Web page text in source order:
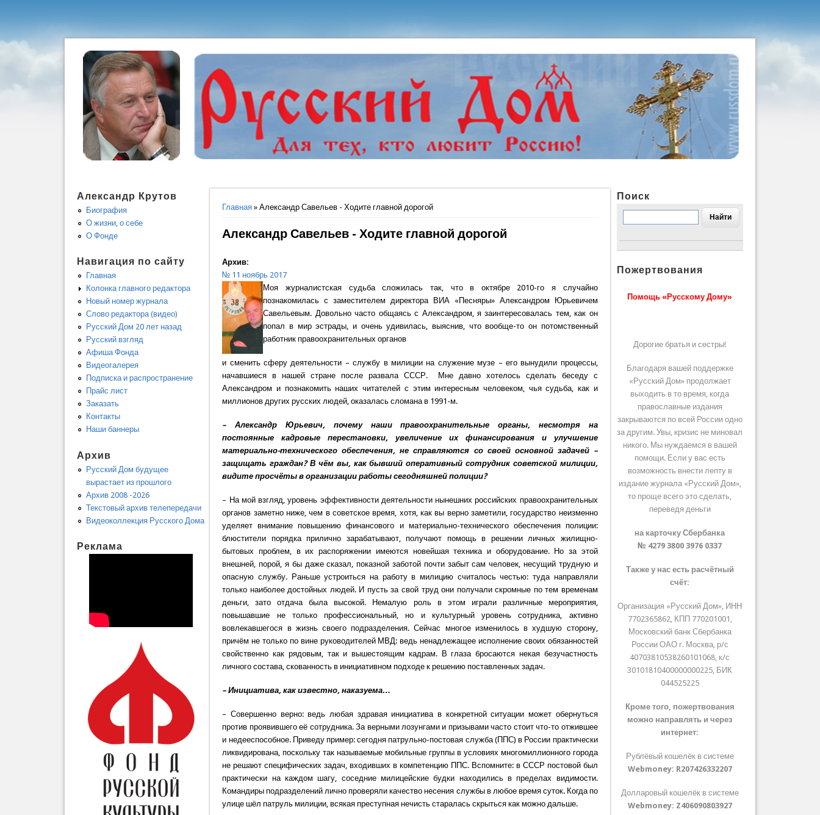
Вы здесь
Главная » Александр Савельев - Ходите главной дорогой
Александр Савельев - Ходите главной дорогой
Архив:
№ 11 ноябрь 2017
Моя журналистская судьба сложилась так, что в октябре 2010-го я случайно
познакомилась с заместителем директора ВИА «Песняры» Александром Юрьевичем
Савельевым. Довольно часто общаясь с Александром, я заинтересовалась тем, как он
попал в мир эстрады, и очень удивилась, выяснив, что вообще-то он потомственный
работник правоохранительных органов
и сменить сферу деятельности – службу в милиции на служение музе – его вынудили процессы,
начавшиеся в нашей стране после развала СССР. Мне давно хотелось сделать беседу с
Александром и познакомить наших читателей с этим интересным человеком, чья судьба, как и
миллионов других русских людей, оказалась сломана в 1991-м.
– Александр Юрьевич, почему наши правоохранительные органы, несмотря на
постоянные кадровые перестановки, увеличение их финансирования и улучшение
материально-технического обеспечения, не справляются со своей основной задачей –
защищать граждан? В чём вы, как бывший оперативный сотрудник советской милиции,
видите просчёты в организации работы сегодняшней полиции?
– На мой взгляд, уровень эффективности деятельности нынешних российских правоохранительных
органов заметно ниже, чем в советское время, хотя, как вы верно заметили, государство неизменно
уделяет внимание повышению финансового и материально-технического обеспечения полиции:
блюстители порядка прилично зарабатывают, получают помощь в решении личных жилищно-
бытовых проблем, в их распоряжении имеются новейшая техника и оборудование. Но за этой
внешней, порой, я бы даже сказал, показной заботой почти забыт сам человек, несущий трудную и
опасную службу. Раньше устроиться на работу в милицию считалось честью: туда направляли
только наиболее достойных людей. И пусть за свой труд они получали скромные по тем временам
деньги, зато отдача была высокой. Немалую роль в этом играли различные мероприятия,
повышавшие не только профессиональный, но и культурный уровень сотрудника, активно
вовлекавшегося в жизнь своего подразделения. Сейчас многое изменилось в худшую сторону,
причём не только по вине руководителей МВД: ведь ненадлежащее исполнение своих обязанностей
свойственно как рядовым, так и вышестоящим кадрам. В глаза бросаются некая безучастность
личного состава, скованность в инициативном подходе к решению поставленных задач.
– Инициатива, как известно, наказуема…
– Совершенно верно: ведь любая здравая инициатива в конкретной ситуации может обернуться
против проявившего её сотрудника. За верными лозунгами и призывами часто стоит что-то отжившее
и недееспособное. Приведу пример: сегодня патрульно-постовая служба (ППС) в России практически
ликвидирована, поскольку так называемые мобильные группы в условиях многомиллионного города
не решают специфических задач, входивших в компетенцию ППС. Вспомните: в СССР постовой был
практически на каждом шагу, соседние милицейские будки находились в пределах видимости.
Командиры подразделений лично проверяли качество несения службы в любое время суток. Когда по
улице шёл патруль милиции, всякая преступная нечисть старалась скрыться как можно дальше.
Александр Крутов
Биография
О жизни, о себе
О Фонде
Навигация по сайту
Главная
Колонка главного редактора
Новый номер журнала
Слово редактора (видео)
Русский Дом 20 лет назад
Русский взгляд
Афиша Фонда
Видеогалерея
Подписка и распространение
Прайс лист
Заказать
Контакты
Наши баннеры
Архив
Русский Дом будущее
вырастает из прошлого
Архив 2008 -2026
Текстовый архив телепередачи
Видеоколлекция Русского Дома
Реклама
Поиск
Пожертвования
Помощь «Русскому Дому»
Дорогие братья и сестры!
Благодаря вашей поддержке
«Русский Дом» продолжает
выходить в то время, когда
православные издания
закрываются по всей России одно
за другим. Увы, кризис не миновал
никого. Мы нуждаемся в вашей
помощи. Если у вас есть
возможность внести лепту в
издание журнала «Русский Дом»,
то проще всего это сделать,
переведя деньги
на карточку Сбербанка
№ 4279 3800 3976 0337
Также у нас есть расчётный
счёт:
Организация «Русский Дом», ИНН
7702365862, КПП 770201001,
Московский банк Сбербанка
России ОАО г. Москва, р/с
40703810538260101068, к/с
30101810400000000225, БИК
044525225
Кроме того, пожертвования
можно направлять и через
интернет:
Рублёвый кошелёк в системе
Webmoney: R207426332207
Долларовый кошелёк в системе
Webmoney: Z406090803927